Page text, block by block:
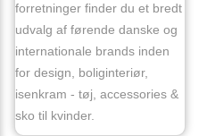
forretninger finder du et bredt
udvalg af førende danske og
internationale brands inden
for design, boliginteriør,
isenkram - tøj, accessories &
sko til kvinder.